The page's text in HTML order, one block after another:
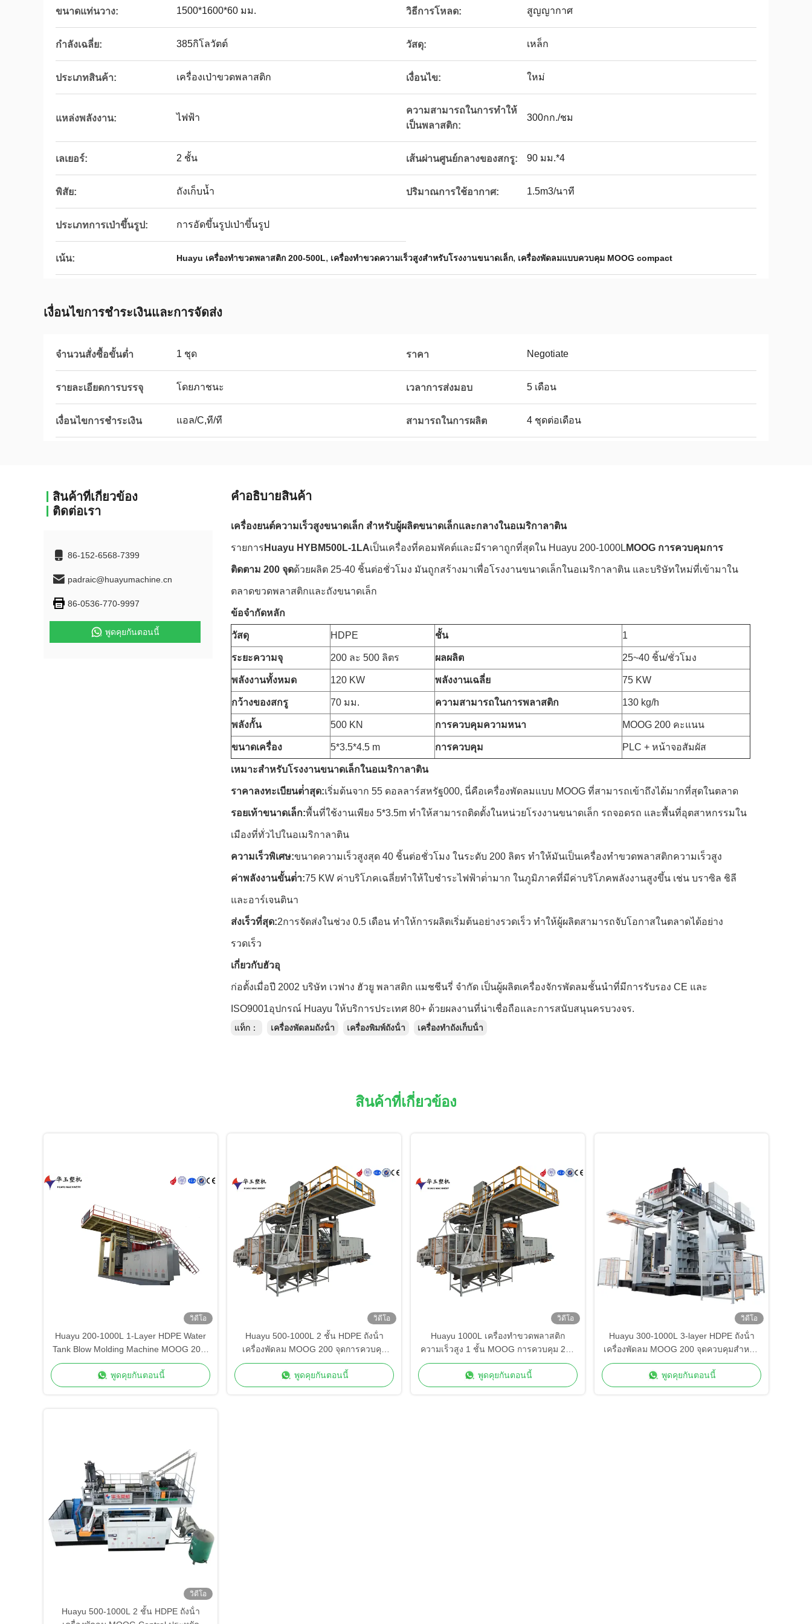
ขนาดแท่นวาง: 1500*1600*60 มม. วิธีการโหลด: สูญญากาศ
กำลังเฉลี่ย: 385กิโลวัตต์ วัสดุ: เหล็ก
ประเภทสินค้า: เครื่องเป่าขวดพลาสติก เงื่อนไข: ใหม่
แหล่งพลังงาน: ไฟฟ้า
ความสามารถในการทำให้
เป็นพลาสติก:
300กก./ชม
เลเยอร์: 2 ชั้น เส้นผ่านศูนย์กลางของสกรู: 90 มม.*4
พิสัย: ถังเก็บน้ำ ปริมาณการใช้อากาศ: 1.5m3/นาที
ประเภทการเป่าขึ้นรูป: การอัดขึ้นรูปเป่าขึ้นรูป
เน้น: Huayu เครื่องทําขวดพลาสติก 200-500L, เครื่องทําขวดความเร็วสูงสําหรับโรงงานขนาดเล็ก, เครื่องพัดลมแบบควบคุม MOOG compact
เงื่อนไขการชําระเงินและการจัดส่ง
จำนวนสั่งซื้อขั้นต่ำ 1 ชุด ราคา Negotiate
รายละเอียดการบรรจุ โดยภาชนะ เวลาการส่งมอบ 5 เดือน
เงื่อนไขการชำระเงิน แอล/C,ที/ที สามารถในการผลิต 4 ชุดต่อเดือน
สินค้าที่เกี่ยวข้อง
ติดต่อเรา
86-152-6568-7399
padraic@huayumachine.cn
86-0536-770-9997
พูดคุยกันตอนนี้
คําอธิบายสินค้า
เครื่องยนต์ความเร็วสูงขนาดเล็ก สําหรับผู้ผลิตขนาดเล็กและกลางในอเมริกาลาติน
รายการ Huayu HYBM500L-1LAเป็นเครื่องที่คอมพัคต์และมีราคาถูกที่สุดใน Huayu 200-1000L MOOG การควบคุมการ
ติดตาม 200 จุดด้วยผลิต 25-40 ชิ้นต่อชั่วโมง มันถูกสร้างมาเพื่อโรงงานขนาดเล็กในอเมริกาลาติน และบริษัทใหม่ที่เข้ามาใน
ตลาดขวดพลาสติกและถังขนาดเล็ก
ข้อจํากัดหลัก
วัสดุ HDPE ชั้น 1
ระยะความจุ 200 ละ 500 ลิตร ผลผลิต 25~40 ชิ้น/ชั่วโมง
พลังงานทั้งหมด 120 KW พลังงานเฉลี่ย 75 KW
กว้างของสกรู 70 มม. ความสามารถในการพลาสติก 130 kg/h
พลังกั้น 500 KN การควบคุมความหนา MOOG 200 คะแนน
ขนาดเครื่อง 5*3.5*4.5 m การควบคุม PLC + หน้าจอสัมผัส
เหมาะสําหรับโรงงานขนาดเล็กในอเมริกาลาติน
ราคาลงทะเบียนต่ําสุด:เริ่มต้นจาก 55 ดอลลาร์สหรัฐ000, นี่คือเครื่องพัดลมแบบ MOOG ที่สามารถเข้าถึงได้มากที่สุดในตลาด
รอยเท้าขนาดเล็ก:พื้นที่ใช้งานเพียง 5*3.5m ทําให้สามารถติดตั้งในหน่วยโรงงานขนาดเล็ก รถจอดรถ และพื้นที่อุตสาหกรรมใน
เมืองที่ทั่วไปในอเมริกาลาติน
ความเร็วพิเศษ:ขนาดความเร็วสูงสุด 40 ชิ้นต่อชั่วโมง ในระดับ 200 ลิตร ทําให้มันเป็นเครื่องทําขวดพลาสติกความเร็วสูง
ค่าพลังงานขั้นต่ํา:75 KW ค่าบริโภคเฉลี่ยทําให้ใบชําระไฟฟ้าต่ํามาก ในภูมิภาคที่มีค่าบริโภคพลังงานสูงขึ้น เช่น บราซิล ชิลี
และอาร์เจนตินา
ส่งเร็วที่สุด:2การจัดส่งในช่วง 0.5 เดือน ทําให้การผลิตเริ่มต้นอย่างรวดเร็ว ทําให้ผู้ผลิตสามารถจับโอกาสในตลาดได้อย่าง
รวดเร็ว
เกี่ยวกับฮัวอุ
ก่อตั้งเมื่อปี 2002 บริษัท เวฟาง ฮัวยู พลาสติก แมชชีนรี่ จํากัด เป็นผู้ผลิตเครื่องจักรพัดลมชั้นนําที่มีการรับรอง CE และ
ISO9001อุปกรณ์ Huayu ให้บริการประเทศ 80+ ด้วยผลงานที่น่าเชื่อถือและการสนับสนุนครบวงจร.
แท็ก： เครื่องพัดลมถังน้ํา เครื่องพิมพ์ถังน้ํา เครื่องทําถังเก็บน้ํา
สินค้าที่เกี่ยวข้อง
วิดีโอ
Huayu 200-1000L 1-Layer HDPE Water
Tank Blow Molding Machine MOOG 200-
Point Control การผลิตความเร็วสูง
พูดคุยกันตอนนี้
วิดีโอ
Huayu 500-1000L 2 ชั้น HDPE ถังน้ํา
เครื่องพัดลม MOOG 200 จุดการควบคุม
Parison สําหรับการผลิตอุตสาหกรรม
พูดคุยกันตอนนี้
วิดีโอ
Huayu 1000L เครื่องทําขวดพลาสติก
ความเร็วสูง 1 ชั้น MOOG การควบคุม 200
จุดสําหรับการผลิตเร็ว
พูดคุยกันตอนนี้
วิดีโอ
Huayu 300-1000L 3-layer HDPE ถังน้ํา
เครื่องพัดลม MOOG 200 จุดควบคุมสําหรับ
การเก็บรักษาที่ยั่งยืน
พูดคุยกันตอนนี้
วิดีโอ
Huayu 500-1000L 2 ชั้น HDPE ถังน้ํา